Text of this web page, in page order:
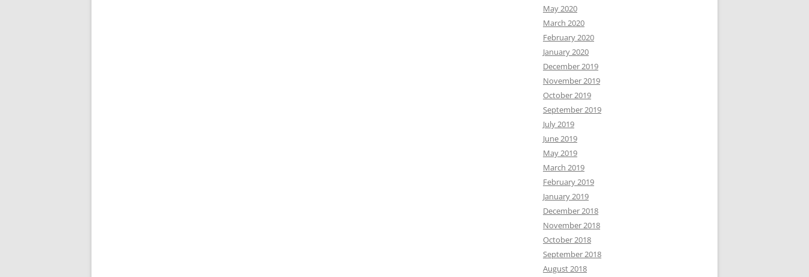
May 2020
March 2020
February 2020
January 2020
December 2019
November 2019
October 2019
September 2019
July 2019
June 2019
May 2019
March 2019
February 2019
January 2019
December 2018
November 2018
October 2018
September 2018
August 2018